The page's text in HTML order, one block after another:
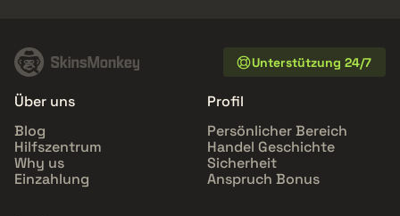
Unterstützung 24/7
Über uns
Blog
Hilfszentrum
Why us
Einzahlung
Profil
Persönlicher Bereich
Handel Geschichte
Sicherheit
Anspruch Bonus